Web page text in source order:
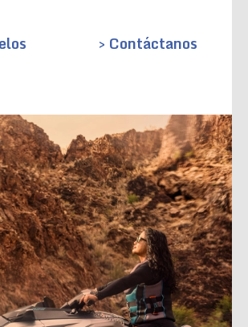
> Contáctanos